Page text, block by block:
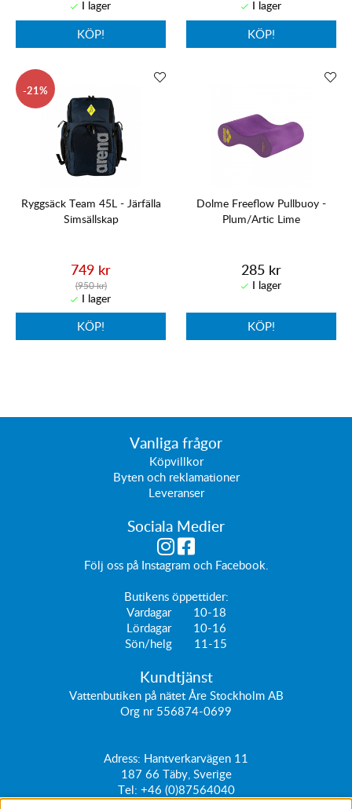
KÖP! KÖP!
21
Ryggsäck Team 45L - Järfälla
Simsällskap
749 kr
(950 kr)
KÖP!
Dolme Freeflow Pullbuoy -
Plum/Artic Lime
285 kr
KÖP!
Vanliga frågor
Köpvillkor
Byten och reklamationer
Leveranser
Sociala Medier
Följ oss på Instagramoch Facebook
Butikens öppettider:
Vardagar 10-18
Lördagar 10-16
Sön/helg 11-15
Kundtjänst
Vattenbutiken på nätet Åre Stockholm AB
Org nr 556874-0699
Adress: Hantverkarvägen 11
187 66 Täby, Sverige
Tel: +46 (0)87564040
kundtjanst@vattenbutiken.se